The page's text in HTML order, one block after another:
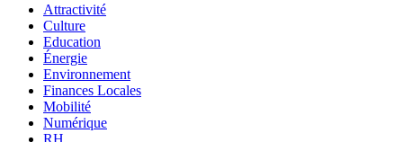
Attractivité
Culture
Education
Énergie
Environnement
Finances Locales
Mobilité
Numérique
RH